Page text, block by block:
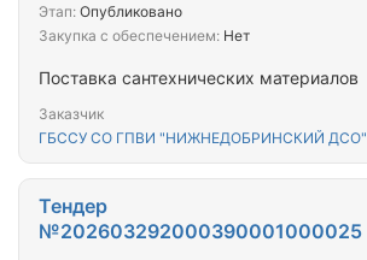
Поставка сантехнических материалов
Заказчик
ГБССУ СО ГПВИ "НИЖНЕДОБРИНСКИЙ ДСО"
Этап: Опубликовано
Закупка с обеспечением: Нет
Тендер
№202603292000390001000025